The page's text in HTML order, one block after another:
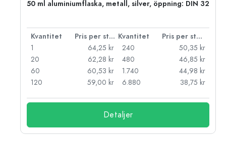
50 ml aluminiumflaska, metall, silver, öppning: DIN 32
Kvantitet Pris per styck Kvantitet
Pris per styck
1
64,25 kr
20
62,28 kr
60
60,53 kr
120
59,00 kr
240
50,35 kr
480
46,85 kr
1.740
44,98 kr
6.880
38,75 kr
Detaljer